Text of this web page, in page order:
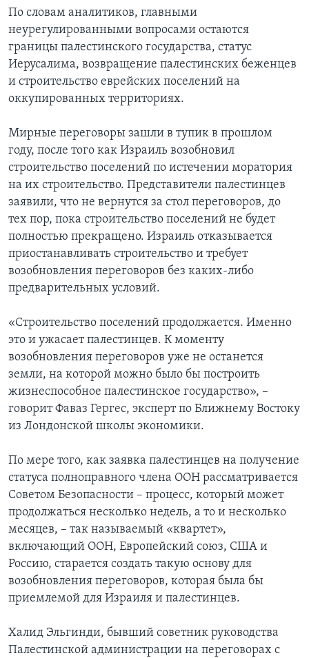
По словам аналитиков, главными
неурегулированными вопросами остаются
границы палестинского государства, статус
Иерусалима, возвращение палестинских беженцев
и строительство еврейских поселений на
оккупированных территориях.
Мирные переговоры зашли в тупик в прошлом
году, после того как Израиль возобновил
строительство поселений по истечении моратория
на их строительство. Представители палестинцев
заявили, что не вернутся за стол переговоров, до
тех пор, пока строительство поселений не будет
полностью прекращено. Израиль отказывается
приостанавливать строительство и требует
возобновления переговоров без каких-либо
предварительных условий.
«Строительство поселений продолжается. Именно
это и ужасает палестинцев. К моменту
возобновления переговоров уже не останется
земли, на которой можно было бы построить
жизнеспособное палестинское государство», –
говорит Фаваз Гергес, эксперт по Ближнему Востоку
из Лондонской школы экономики.
По мере того, как заявка палестинцев на получение
статуса полноправного члена ООН рассматривается
Советом Безопасности – процесс, который может
продолжаться несколько недель, а то и несколько
месяцев, – так называемый «квартет»,
включающий ООН, Европейский союз, США и
Россию, старается создать такую основу для
возобновления переговоров, которая была бы
приемлемой для Израиля и палестинцев.
Халид Эльгинди, бывший советник руководства
Палестинской администрации на переговорах с